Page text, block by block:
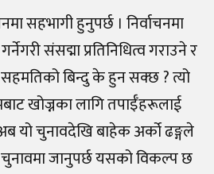
सहभागी हुनुपर्छ । निर्वाचनमा
संसद्मा प्रतिनिधित्व गराउने र
सहमतिको बिन्दु के हुन सक्छ ? त्यो
खोज्नका लागि तपाईँहरूलाई
यो चुनावदेखि बाहेक अर्को ढङ्गले
जानुपर्छ यसको विकल्प छ